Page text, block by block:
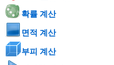
확률 계산
면적 계산
부피 계산